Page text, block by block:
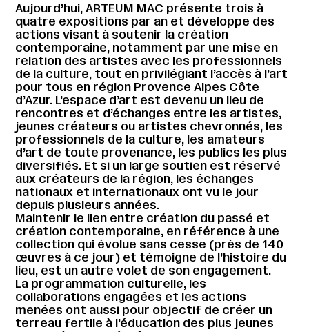
Aujourd’hui, ARTEUM MAC présente trois à
quatre expositions par an et développe des
actions visant à soutenir la création
contemporaine, notamment par une mise en
relation des artistes avec les professionnels
de la culture, tout en privilégiant l’accès à l’art
pour tous en région Provence Alpes Côte
d’Azur. L’espace d’art est devenu un lieu de
rencontres et d’échanges entre les artistes,
jeunes créateurs ou artistes chevronnés, les
professionnels de la culture, les amateurs
d’art de toute provenance, les publics les plus
diversifiés. Et si un large soutien est réservé
aux créateurs de la région, les échanges
nationaux et internationaux ont vu le jour
depuis plusieurs années.
Maintenir le lien entre création du passé et
création contemporaine, en référence à une
collection qui évolue sans cesse (près de 140
œuvres à ce jour) et témoigne de l’histoire du
lieu, est un autre volet de son engagement.
La programmation culturelle, les
collaborations engagées et les actions
menées ont aussi pour objectif de créer un
terreau fertile à l’éducation des plus jeunes